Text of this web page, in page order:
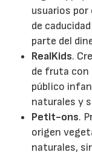
usuarios
de
parte del
RealKids.
de fruta con
público
naturales y
Petit-ons.
origen
naturales,